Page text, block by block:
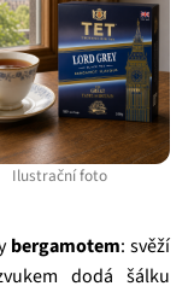
Ilustrační foto
bergamotem: svěží
dodá šálku